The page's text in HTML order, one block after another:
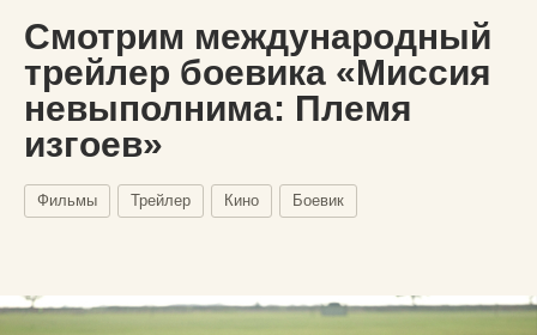
Смотрим международный
трейлер боевика «Миссия
невыполнима: Племя
изгоев»
Фильмы Трейлер Кино Боевик